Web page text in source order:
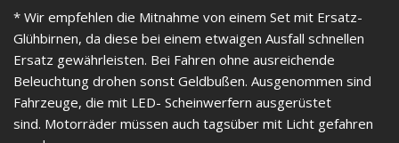
* Wir empfehlen die Mitnahme von einem Set mit Ersatz-
Glühbirnen, da diese bei einem etwaigen Ausfall schnellen
Ersatz gewährleisten. Bei Fahren ohne ausreichende
Beleuchtung drohen sonst Geldbußen. Ausgenommen sind
Fahrzeuge, die mit LED- Scheinwerfern ausgerüstet
sind. Motorräder müssen auch tagsüber mit Licht gefahren